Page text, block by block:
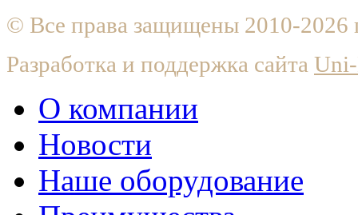
© Все права защищены 2010-
Разработка и поддержка сайта
О компании
Новости
Наше оборудование